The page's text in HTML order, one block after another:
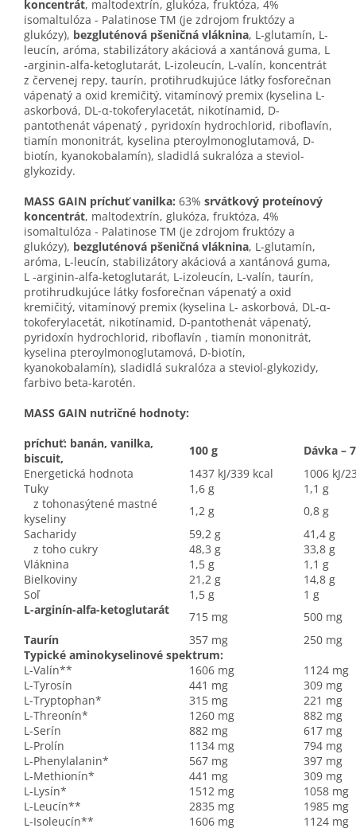
koncentrát, maltodextrín, glukóza, fruktóza, 4%
isomaltulóza - Palatinose TM (je zdrojom fruktózy a
glukózy), bezgluténová pšeničná vláknina, L-glutamín, L-
leucín, aróma, stabilizátory akáciová a xantánová guma, L
-arginin-alfa-ketoglutarát, L-izoleucín, L-valín, koncentrát
z červenej repy, taurín, protihrudkujúce látky fosforečnan
vápenatý a oxid kremičitý, vitamínový premix (kyselina L-
askorbová, DL-α-tokoferylacetát, nikotínamid, D-
pantothenát vápenatý , pyridoxín hydrochlorid, riboflavín,
tiamín mononitrát, kyselina pteroylmonoglutamová, D-
biotín, kyanokobalamín), sladidlá sukralóza a steviol-
glykozidy.
MASS GAIN príchuť vanilka: 63% srvátkový proteínový
koncentrát, maltodextrín, glukóza, fruktóza, 4%
isomaltulóza - Palatinose TM (je zdrojom fruktózy a
glukózy), bezgluténová pšeničná vláknina, L-glutamín,
aróma, L-leucín, stabilizátory akáciová a xantánová guma,
L -arginin-alfa-ketoglutarát, L-izoleucín, L-valín, taurín,
protihrudkujúce látky fosforečnan vápenatý a oxid
kremičitý, vitamínový premix (kyselina L- askorbová, DL-α-
tokoferylacetát, nikotínamid, D-pantothenát vápenatý,
pyridoxín hydrochlorid, riboflavín , tiamín mononitrát,
kyselina pteroylmonoglutamová, D-biotín,
kyanokobalamín), sladidlá sukralóza a steviol-glykozidy,
farbivo beta-karotén.
MASS GAIN nutričné hodnoty:
príchuť: banán, vanilka,
biscuit,
100 g
Dávka –
Energetická hodnota
1437 kJ/339 kcal
1006 kJ/
Tuky
1,6 g
1,1 g
z tohonasýtené mastné
kyseliny
1,2 g
0,8 g
Sacharidy
59,2 g
41,4 g
z toho cukry
48,3 g
33,8 g
Vláknina
1,5 g
1,1 g
Bielkoviny
21,2 g
14,8 g
Soľ
1,5 g
1 g
L-arginín-alfa-ketoglutarát
715 mg
500 mg
Taurín
357 mg
250 mg
Typické aminokyselinové spektrum:
L-Valín**
1606 mg
1124 mg
L-Tyrosín
441 mg
309 mg
L-Tryptophan*
315 mg
221 mg
L-Threonín*
1260 mg
882 mg
L-Serín
882 mg
617 mg
L-Prolín
1134 mg
794 mg
L-Phenylalanin*
567 mg
397 mg
L-Methionín*
441 mg
309 mg
L-Lysín*
1512 mg
1058 mg
L-Leucín**
2835 mg
1985 mg
L-Isoleucín**
1606 mg
1124 mg